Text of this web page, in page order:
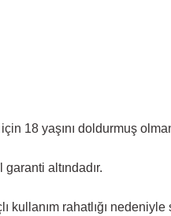
18 yaşını doldurmuş
garanti altındadır.
rahatlığı